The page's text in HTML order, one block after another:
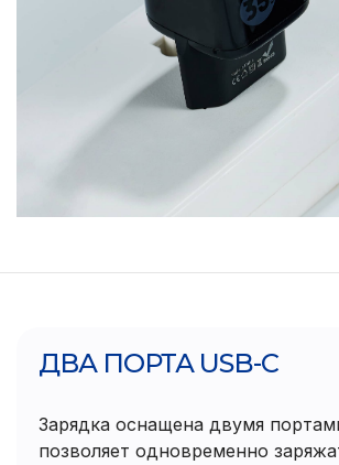
ДВА ПОРТА USB-C
Зарядка оснащена двумя
позволяет одновременно